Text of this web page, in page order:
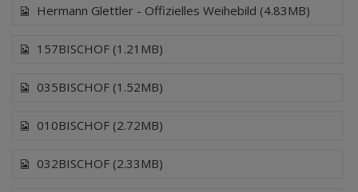
Hermann Glettler - Offizielles Weihebild (4.83MB)
157BISCHOF (1.21MB)
035BISCHOF (1.52MB)
010BISCHOF (2.72MB)
032BISCHOF (2.33MB)